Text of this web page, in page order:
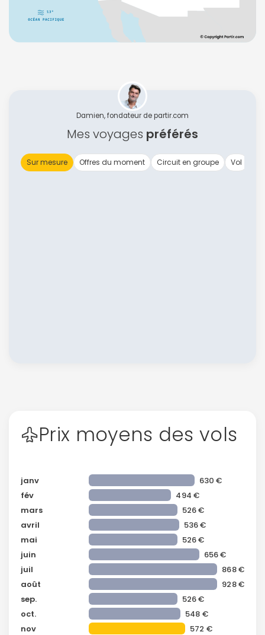
Damien, fondateur de partir.com
Mes voyages préférés
Sur mesure Offres du moment Circuit en groupe Vol
Prix moyens des vols
janv
630 €
fév
494 €
mars
526 €
avril
536 €
mai
526 €
juin
656 €
juil
868 €
août
928 €
sep.
526 €
oct.
548 €
nov
572 €